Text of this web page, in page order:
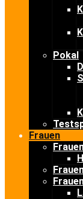
Pokal
Frauen